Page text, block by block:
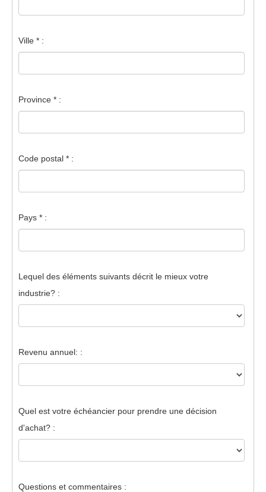
Ville * :
Province * :
Code postal * :
Pays * :
Lequel des éléments suivants décrit le mieux votre
industrie? :
Revenu annuel: :
Quel est votre échéancier pour prendre une décision
d'achat? :
Questions et commentaires :